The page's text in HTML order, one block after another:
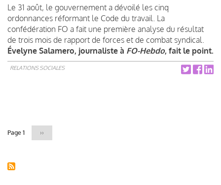
Le 31 août, le gouvernement a dévoilé les cinq
ordonnances réformant le Code du travail. La
confédération FO a fait une première analyse du résultat
de trois mois de rapport de forces et de combat syndical.
Évelyne Salamero, journaliste à FO-Hebdo, fait le point.
RELATIONS SOCIALES
Page 1
Page
››